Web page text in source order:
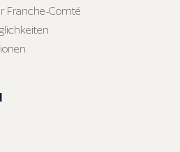
Franche-Comté